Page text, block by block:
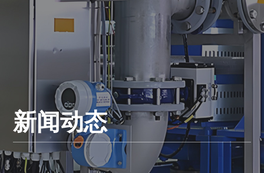
联系我们
新闻动态